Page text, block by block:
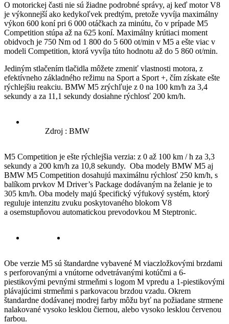
O motorickej časti nie sú žiadne podrobné správy, aj keď motor V8
je výkonnejší ako kedykoľvek predtým, pretože vyvíja maximálny
výkon 600 koní pri 6 000 otáčkach za minútu, čo v prípade M5
Competition stúpa až na 625 koní. Maximálny krútiaci moment
obidvoch je 750 Nm od 1 800 do 5 600 ot/min v M5 a ešte viac v
modeli Competition, ktorá vyvíja túto hodnotu až do 5 860 ot/min.
Jediným stlačením tlačidla môžete zmeniť vlastnosti motora, z
efektívneho základného režimu na Sport a Sport +, čím získate ešte
rýchlejšiu reakciu. BMW M5 zrýchľuje z 0 na 100 km/h za 3,4
sekundy a za 11,1 sekundy dosiahne rýchlosť 200 km/h.
Zdroj : BMW
M5 Competition je ešte rýchlejšia verzia: z 0 až 100 km / h za 3,3
sekundy a 200 km/h za 10,8 sekundy. Oba modely BMW M5 aj
BMW M5 Competition dosahujú maximálnu rýchlosť 250 km/h, s
balíkom prvkov M Driver’s Package dodávaným na želanie je to
305 km/h. Oba modely majú špecifický výfukový systém, ktorý
reguluje intenzitu zvuku poskytovaného blokom V8
a osemstupňovou automatickou prevodovkou M Steptronic.
Obe verzie M5 sú štandardne vybavené M viaczložkovými brzdami
s perforovanými a vnútorne odvetrávanými kotúčmi a 6-
piestikovými pevnými strmeňmi s logom M vpredu a 1-piestikovými
plávajúcimi strmeňmi s parkovacou brzdou vzadu. Okrem
štandardne dodávanej modrej farby môžu byť na požiadane strmene
nalakované vysoko lesklou čiernou, alebo vysoko lesklou červenou
farbou.